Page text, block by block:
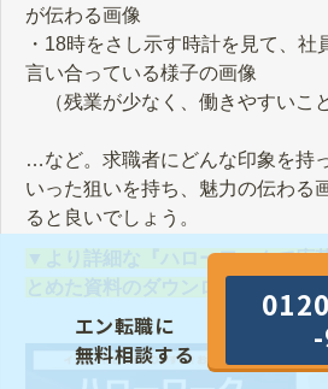
が伝わる画像
・18時をさし示す時計を見て、社
言い合っている様子の画像
（残業が少なく、働きやすいこ
…など。求職者にどんな印象を持
いった狙いを持ち、魅力の伝わる
ると良いでしょう。
▼より詳細な『ハローワークで応
エン転職に
無料相談する